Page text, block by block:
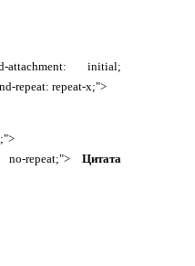
attachment: initial;
repeat: repeat-x;">
no-repeat;"> Цитата